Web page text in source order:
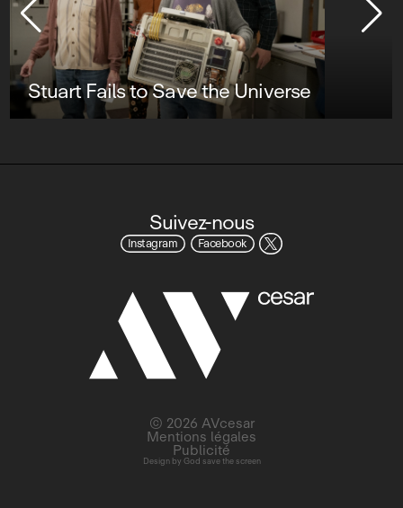
Suivez-nous
Instagram Facebook
Design by God save the screen
© 2026 AVcesar
Mentions légales
Publicité